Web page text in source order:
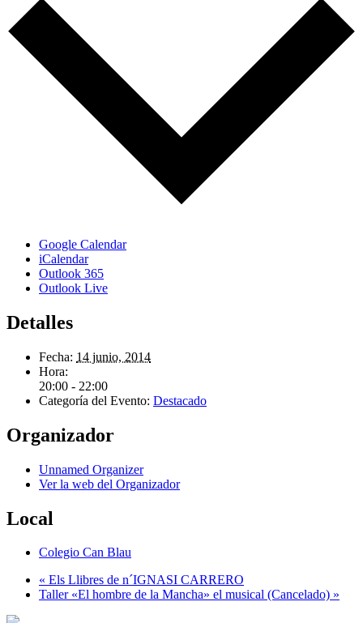
Google Calendar
iCalendar
Outlook 365
Outlook Live
Detalles
Fecha: 14 junio, 2014
Hora:
20:00 - 22:00
Categoría del Evento: Destacado
Organizador
Unnamed Organizer
Ver la web del Organizador
Local
Colegio Can Blau
« Els Llibres de n´IGNASI CARRERO
Taller «El hombre de la Mancha» el musical (Cancelado) »